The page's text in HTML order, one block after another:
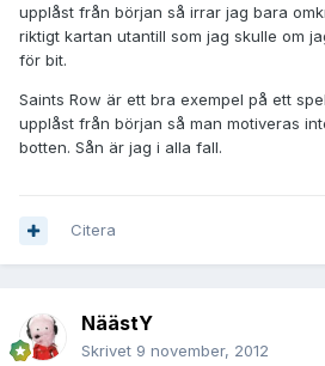
upplåst från början så irrar jag bara
riktigt kartan utantill som jag skulle om
för bit.
Saints Row är ett bra exempel på ett
upplåst från början så man motiveras
botten. Sån är jag i alla fall.
Citera
NäästY
Skrivet 9 november, 2012